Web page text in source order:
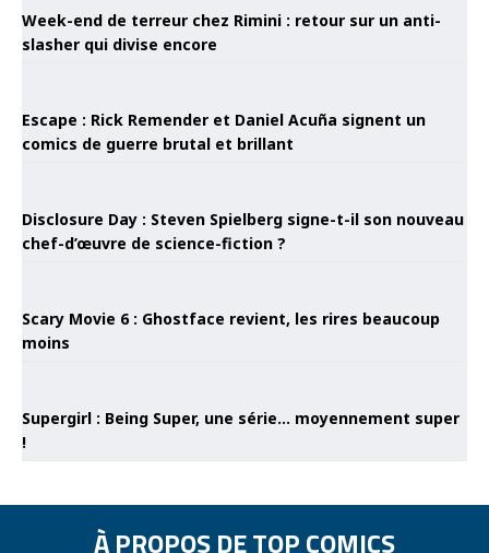
Week-end de terreur chez Rimini : retour sur un anti-
slasher qui divise encore
Escape : Rick Remender et Daniel Acuña signent un
comics de guerre brutal et brillant
Disclosure Day : Steven Spielberg signe-t-il son nouveau
chef-d’œuvre de science-fiction ?
Scary Movie 6 : Ghostface revient, les rires beaucoup
moins
Supergirl : Being Super, une série… moyennement super
!
À PROPOS DE TOP COMICS